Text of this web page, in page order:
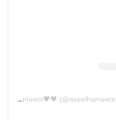
A post shared by اصيل هميم - 🇮🇶Aseel Hameem🖤🖤 (@aseelhameem)